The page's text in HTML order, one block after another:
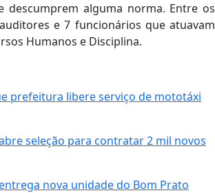
descumprem alguma norma. Entre os
e 7 funcionários que atuavam
Humanos e Disciplina.
prefeitura libere serviço de mototáxi
seleção para contratar 2 mil novos
nova unidade do Bom Prato